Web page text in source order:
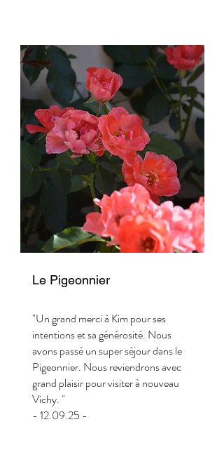
Le Pigeonnier
"Un grand merci à Kim pour ses
intentions et sa générosité. Nous
avons passé un super séjour dans le
Pigeonnier. Nous reviendrons avec
grand plaisir pour visiter à nouveau
Vichy. "
- 12.09.25 -